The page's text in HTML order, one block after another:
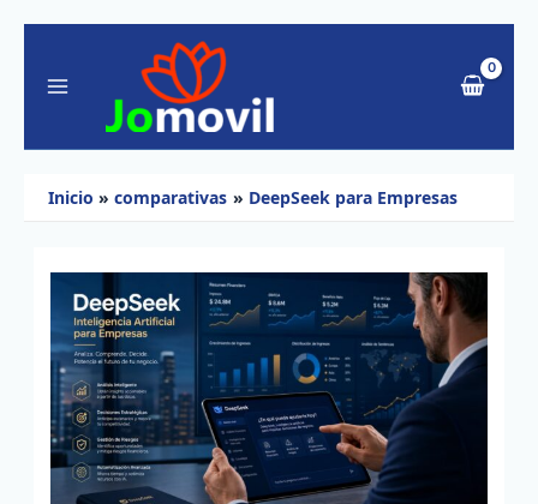
Inicio comparativas DeepSeek para Empresas